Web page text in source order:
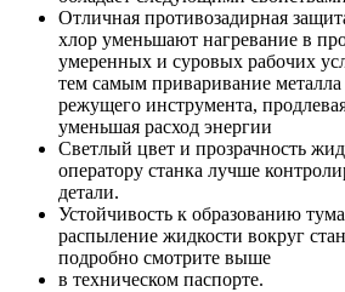
Отличная противозадирная
хлор уменьшают нагревание в
умеренных и суровых рабочих
тем самым приваривание металла
режущего инструмента,
уменьшая расход энергии
Светлый цвет и прозрачность
оператору станка лучше
детали.
Устойчивость к образованию
распыление жидкости вокруг
подробно смотрите выше
в техническом паспорте.